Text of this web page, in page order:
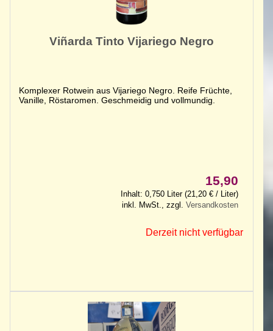
Viñarda Tinto Vijariego Negro
Komplexer Rotwein aus Vijariego Negro. Reife Früchte,
Vanille, Röstaromen. Geschmeidig und vollmundig.
15,90
Inhalt: 0,750 Liter (21,20 € / Liter)
inkl. MwSt., zzgl.Versandkosten
Derzeit nicht verfügbar